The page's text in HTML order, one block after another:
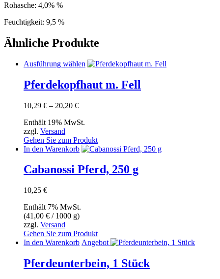
Rohasche: 4,0% %
Feuchtigkeit: 9,5 %
Ähnliche Produkte
Ausführung wählen Dieses
weist
mehrere
auf
der
gewählt
Pferdekopfhaut m. Fell
10,29 € – 20,20 €Preisspanne:
bis
Enthält 19% MwSt.
zzgl. Versand
Gehen Sie zum Produkt
In den Warenkorb
Cabanossi Pferd, 250 g
10,25 €
Enthält 7% MwSt.
(41,00 € / 1000 g)
zzgl. Versand
Gehen Sie zum Produkt
In den Warenkorb Angebot
Pferdeunterbein, 1 Stück